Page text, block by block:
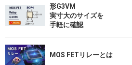
形G3VM
実寸大のサイズを
手軽に確認
MOS FETリレーとは